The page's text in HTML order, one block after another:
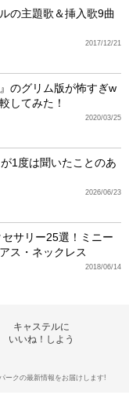
の主題歌＆挿入歌9曲
2017/12/21
のグリム版が怖すぎw
してみた！
2020/03/25
1度は聞いたことのあ
2026/06/23
セサリー25選！ミニー
ス・ネックレス
2018/06/14
キャステルに
いいね！しよう
ークの最新情報をお届けします!